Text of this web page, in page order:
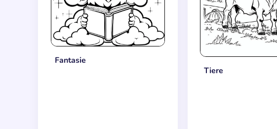
Fantasie
Tiere